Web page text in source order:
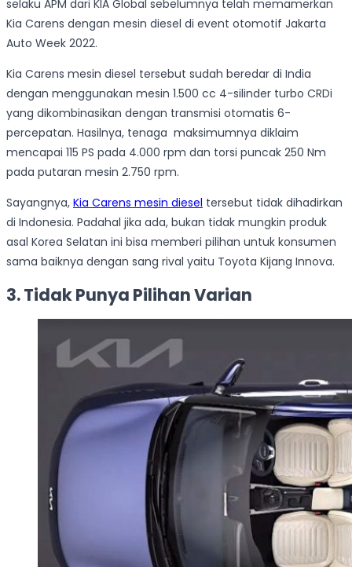
selaku APM dari KIA Global sebelumnya telah memamerkan
Kia Carens dengan mesin diesel di event otomotif Jakarta
Auto Week 2022.
Kia Carens mesin diesel tersebut sudah beredar di India
dengan menggunakan mesin 1.500 cc 4-silinder turbo CRDi
yang dikombinasikan dengan transmisi otomatis 6-
percepatan. Hasilnya, tenaga maksimumnya diklaim
mencapai 115 PS pada 4.000 rpm dan torsi puncak 250 Nm
pada putaran mesin 2.750 rpm.
Sayangnya, Kia Carens mesin diesel tersebut tidak dihadirkan
di Indonesia. Padahal jika ada, bukan tidak mungkin produk
asal Korea Selatan ini bisa memberi pilihan untuk konsumen
sama baiknya dengan sang rival yaitu Toyota Kijang Innova.
3. Tidak Punya Pilihan Varian